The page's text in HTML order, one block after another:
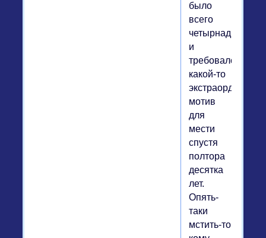
было
всего
четырнадцать,
и
требовался
какой-то
мотив
для
мести
спустя
полтора
десятка
лет.
Опять-
таки
мстить-то